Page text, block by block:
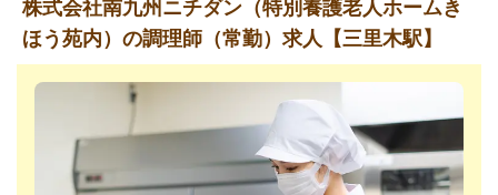
株式会社南九州ニチダン（特別養護老人ホームき
ほう苑内）の調理師（常勤）求人【三里木駅】